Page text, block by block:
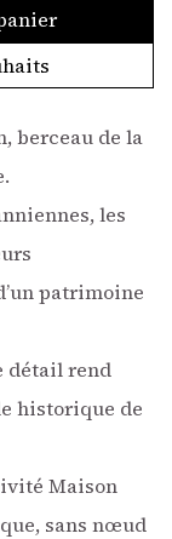
berceau de la
les
patrimoine
détail rend
historique de
Maison
sans nœud